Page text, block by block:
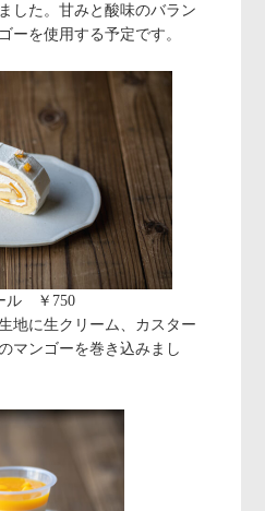
した。甘みと酸味のバラン
ーを使用する予定です。
ル ￥750
地に生クリーム、カスター
マンゴーを巻き込みまし